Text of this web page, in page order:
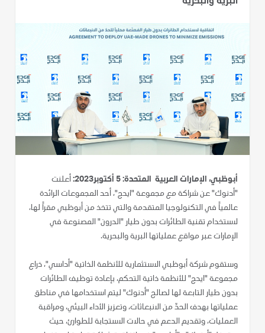
أبوظبي، الإمارات العربية المتحدة: 5 أكتوبر2023:
أعلنت
"أدنوك" عن شراكة مع مجموعة "ايدج"، أحد المجموعات الرائدة
عالمياً في التكنولوجيا المتقدمة والتي تتخذ من أبوظبي مقراً لها،
لاستخدام تقنية الطائرات بدون طيار "الدرون" المصنوعة في
الإمارات عبر مواقع عملياتها البرية والبحرية.
وستقوم شركة أبوظبي الاستثمارية للأنظمة الذاتية "أداسي"، ذراع
مجموعة "ايدج" للأنظمة ذاتية التحكم، بإعادة توظيف الطائرات
بدون طيار التابعة لها لصالح "أدنوك" ليتم استخدامها في مناطق
عملياتها بهدف الحدّ من الانبعاثات، وتعزيز الأداء البيئي، ومراقبة
العمليات، وتقديم الدعم في حالات الاستجابة للطوارئ، حيث